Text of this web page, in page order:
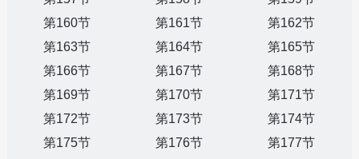
第160节
第161节
第162节
第163节
第164节
第165节
第166节
第167节
第168节
第169节
第170节
第171节
第172节
第173节
第174节
第175节
第176节
第177节